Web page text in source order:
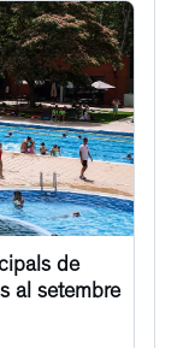
de
al setembre